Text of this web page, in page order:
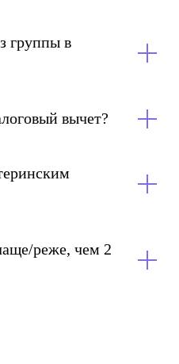
группы в
вычет?
реже, чем 2